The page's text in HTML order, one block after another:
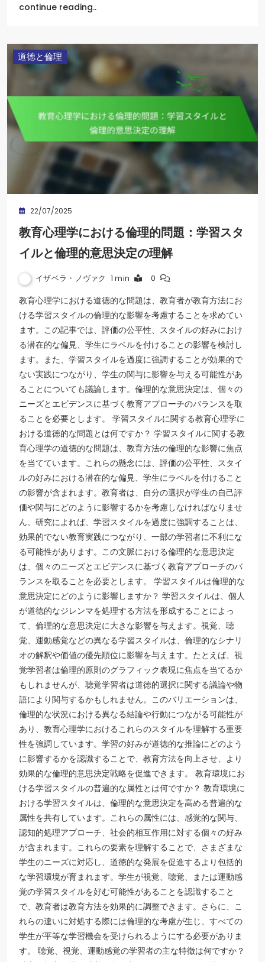
continue reading..
道徳と倫理
22/07/2025
教育心理学における倫理的問題：学習スタ
イルと倫理的意思決定の理解
イザベラ・ノヴァク 1 min 0
教育心理学における道徳的な問題は、教育者が教育方法にお
ける学習スタイルの倫理的な影響を考慮することを求めてい
ます。この記事では、評価の公平性、スタイルの好みにおけ
る潜在的な偏見、学生にラベルを付けることの影響を検討し
ます。また、学習スタイルを過度に強調することが効果的で
ない実践につながり、学生の関与に影響を与える可能性があ
ることについても議論します。倫理的な意思決定は、個々の
ニーズとエビデンスに基づく教育アプローチのバランスを取
ることを必要とします。 学習スタイルに関する教育心理学に
おける道徳的な問題とは何ですか？ 学習スタイルに関する教
育心理学の道徳的な問題は、教育方法の倫理的な影響に焦点
を当てています。これらの懸念には、評価の公平性、スタイ
ルの好みにおける潜在的な偏見、学生にラベルを付けること
の影響が含まれます。教育者は、自分の選択が学生の自己評
価や関与にどのように影響するかを考慮しなければなりませ
ん。研究によれば、学習スタイルを過度に強調することは、
効果的でない教育実践につながり、一部の学習者に不利にな
る可能性があります。この文脈における倫理的な意思決定
は、個々のニーズとエビデンスに基づく教育アプローチのバ
ランスを取ることを必要とします。 学習スタイルは倫理的な
意思決定にどのように影響しますか？ 学習スタイルは、個人
が道徳的なジレンマを処理する方法を形成することによっ
て、倫理的な意思決定に大きな影響を与えます。視覚、聴
覚、運動感覚などの異なる学習スタイルは、倫理的なシナリ
オの解釈や価値の優先順位に影響を与えます。たとえば、視
覚学習者は倫理的原則のグラフィック表現に焦点を当てるか
もしれませんが、聴覚学習者は道徳的選択に関する議論や物
語により関与するかもしれません。このバリエーションは、
倫理的な状況における異なる結論や行動につながる可能性が
あり、教育心理学におけるこれらのスタイルを理解する重要
性を強調しています。学習の好みが道徳的な推論にどのよう
に影響するかを認識することで、教育方法を向上させ、より
効果的な倫理的意思決定戦略を促進できます。 教育環境にお
ける学習スタイルの普遍的な属性とは何ですか？ 教育環境に
おける学習スタイルは、倫理的な意思決定を高める普遍的な
属性を共有しています。これらの属性には、感覚的な関与、
認知的処理アプローチ、社会的相互作用に対する個々の好み
が含まれます。これらの要素を理解することで、さまざまな
学生のニーズに対応し、道徳的な発展を促進するより包括的
な学習環境が育まれます。学生が視覚、聴覚、または運動感
覚の学習スタイルを好む可能性があることを認識すること
で、教育者は教育方法を効果的に調整できます。さらに、こ
れらの違いに対処する際には倫理的な考慮が生じ、すべての
学生が平等な学習機会を受けられるようにする必要がありま
す。 聴覚、視覚、運動感覚の学習者の主な特徴は何ですか？